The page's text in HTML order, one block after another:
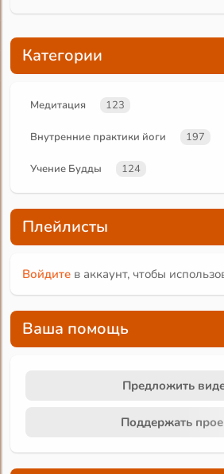
Категории
Медитация 123
Внутренние практики йоги 197
Учение Будды 124
Плейлисты
Войдите в аккаунт, чтобы
Ваша помощь
Предложить
Поддержать